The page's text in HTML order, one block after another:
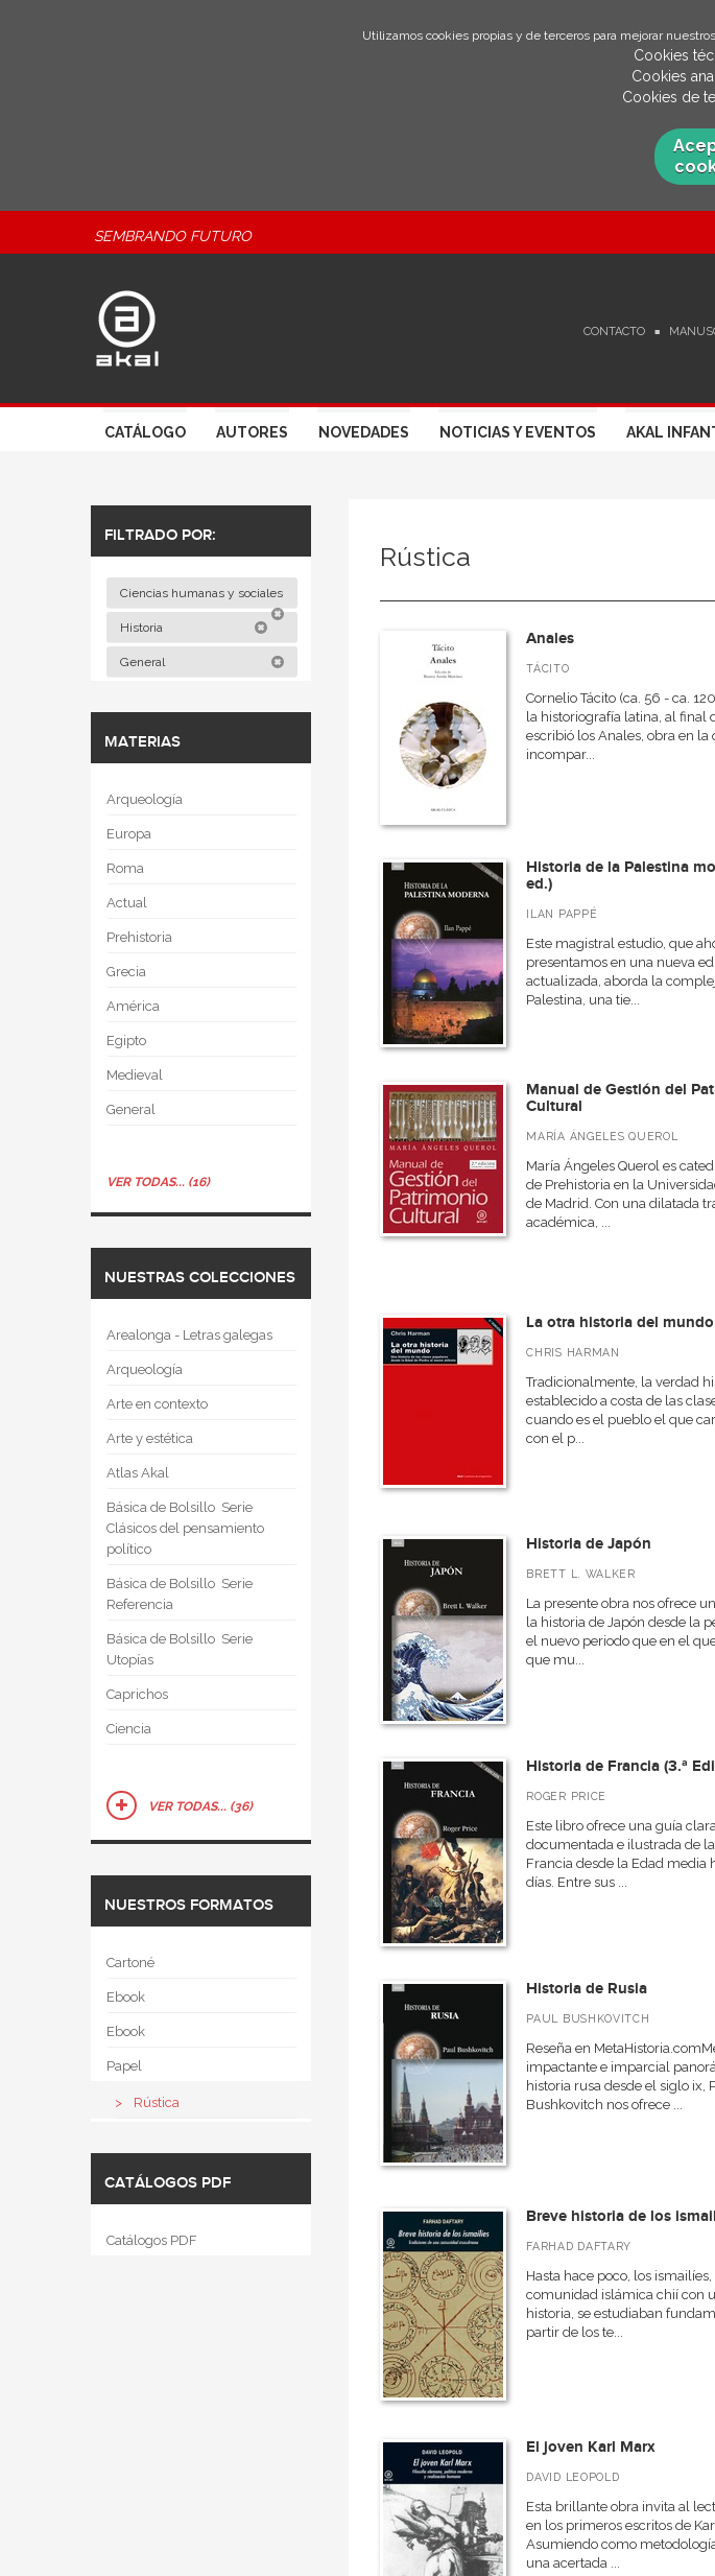
Utilizamos cookies propias y de terceros para mejorar
Cookies
Cookies
Cookies de
SEMBRANDO FUTURO
CONTACTO
CATÁLOGO AUTORES NOVEDADES NOTICIAS Y EVENTOS AKAL
FILTRADO POR:
Ciencias humanas y sociales
Historia
General
MATERIAS
Arqueología
Europa
Roma
Actual
Prehistoria
Grecia
América
Egipto
Medieval
General
VER TODAS... (16)
NUESTRAS COLECCIONES
Arealonga - Letras galegas
Arqueología
Arte en contexto
Arte y estética
Atlas Akal
Básica de Bolsillo  Serie
Clásicos del pensamiento
político
Básica de Bolsillo  Serie
Referencia
Básica de Bolsillo  Serie
Utopías
Caprichos
Ciencia
VER TODAS... (36)
NUESTROS FORMATOS
Cartoné
Ebook
Ebook
Papel
Rústica
CATÁLOGOS PDF
Catálogos PDF
Rústica
Anales
TÁCITO
Cornelio Tácito (ca. 56 - ca.
la historiografía latina, al final
escribió los Anales, obra en la
incompar...
Historia de la Palestina
ed.)
ILAN PAPPÉ
Este magistral estudio, que
presentamos en una nueva
actualizada, aborda la
Palestina, una tie...
Manual de Gestión del
Cultural
MARÍA ÁNGELES QUEROL
María Ángeles Querol es
de Prehistoria en la
de Madrid. Con una dilatada
académica, ...
La otra historia del mundo
CHRIS HARMAN
Tradicionalmente, la verdad
establecido a costa de las
cuando es el pueblo el que
con el p...
Historia de Japón
BRETT L. WALKER
La presente obra nos ofrece
la historia de Japón desde la
el nuevo periodo que en el
que mu...
Historia de Francia (3.ª
ROGER PRICE
Este libro ofrece una guía
documentada e ilustrada de
Francia desde la Edad media
días. Entre sus ...
Historia de Rusia
PAUL BUSHKOVITCH
Reseña en
impactante e imparcial
historia rusa desde el siglo ix,
Bushkovitch nos ofrece ...
Breve historia de los
FARHAD DAFTARY
Hasta hace poco, los
comunidad islámica chií con
historia, se estudiaban
partir de los te...
El joven Karl Marx
DAVID LEOPOLD
Esta brillante obra invita al
en los primeros escritos de
Asumiendo como
una acertada ...